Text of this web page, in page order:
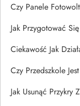
Czy Panele
Jak Przygotować
Ciekawość Jak
Czy Przedszkole
Jak Usunąć Przykry